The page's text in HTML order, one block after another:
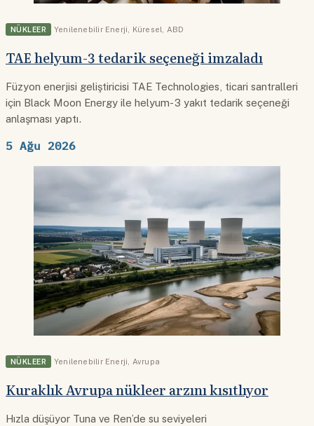
NÜKLEER Yenilenebilir Enerji Küresel ABD
TAE helyum-3 tedarik seçeneği imzaladı
Füzyon enerjisi geliştiricisi TAE Technologies, ticari santralleri
için Black Moon Energy ile helyum-3 yakıt tedarik seçeneği
anlaşması yaptı.
5 Ağu 2026
NÜKLEER Yenilenebilir Enerji Avrupa
Kuraklık Avrupa nükleer arzını kısıtlıyor
Hızla düşüyor Tuna ve Ren’de su seviyeleri